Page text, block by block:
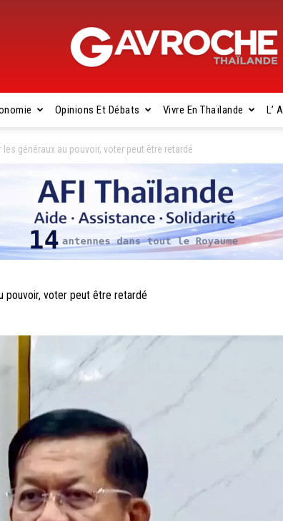
Gavroche
Thaïlande
Opinions Et Débats Vivre En Thaïlande L’
les généraux au pouvoir, voter peut être retardé
pouvoir, voter peut être retardé